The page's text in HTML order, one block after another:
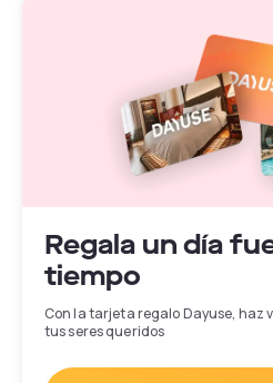
Regala un día
tiempo
Con la tarjeta regalo Dayuse, haz
tus seres queridos